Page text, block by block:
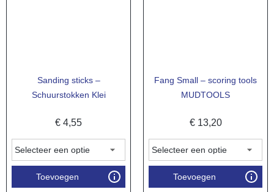
Sanding sticks –
Schuurstokken Klei
€ 4,55
Toevoegen
Fang Small – scoring tools
MUDTOOLS
€13,20
Toevoegen